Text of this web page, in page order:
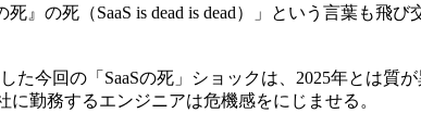
死』の死（SaaS is dead is dead）」という言葉も
た今回の「SaaSの死」ショックは、2025年とは
勤務するエンジニアは危機感をにじませる。